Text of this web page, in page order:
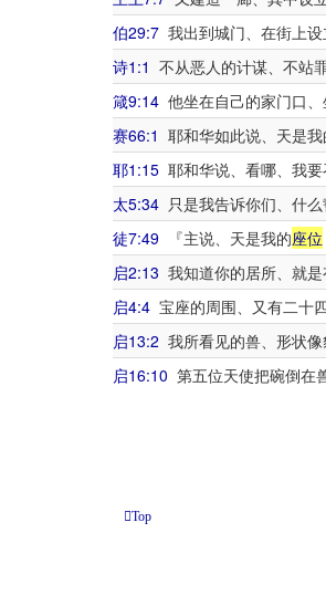
伯29:7 我出到城门、在街上设
诗1:1 不从恶人的计谋、不站
箴9:14 他坐在自己的家门口
赛66:1 耶和华如此说、天是我
耶1:15 耶和华说、看哪、我
太5:34 只是我告诉你们、什
徒7:49 『主说、天是我的座位
启2:13 我知道你的居所、就
启4:4 宝座的周围、又有二十
启13:2 我所看见的兽、形状
启16:10 第五位天使把碗倒在
Top